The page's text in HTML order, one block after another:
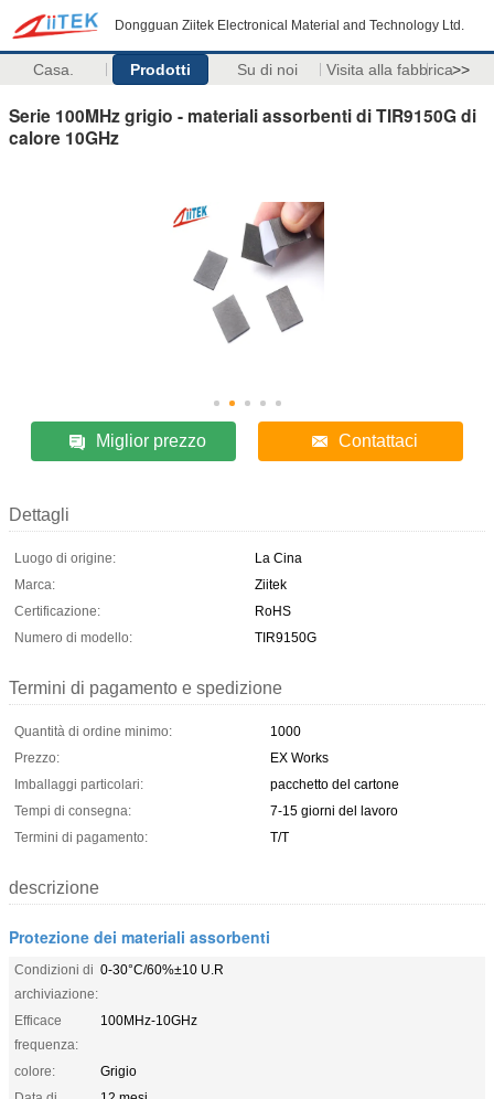
Dongguan Ziitek Electronical Material and Technology Ltd.
Casa. Prodotti Su di noi Visita alla fabbrica>>
Serie 100MHz grigio - materiali assorbenti di TIR9150G di
calore 10GHz
Miglior prezzo Contattaci
Dettagli
Luogo di origine:
La Cina
Marca:
Ziitek
Certificazione:
RoHS
Numero di modello:
TIR9150G
Termini di pagamento e spedizione
Quantità di ordine minimo:
1000
Prezzo:
EX Works
Imballaggi particolari:
pacchetto del cartone
Tempi di consegna:
7-15 giorni del lavoro
Termini di pagamento:
T/T
descrizione
Protezione dei materiali assorbenti
Condizioni di
archiviazione:
0-30°C/60%±10 U.R
Efficace
frequenza:
100MHz-10GHz
colore:
Grigio